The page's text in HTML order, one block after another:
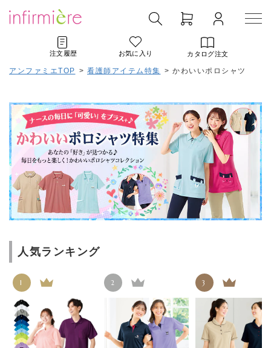
注文履歴 お気に入り カタログ注文
アンファミエTOP > 看護師アイテム特集 > かわいいポロシャツ
人気ランキング
1 2 3